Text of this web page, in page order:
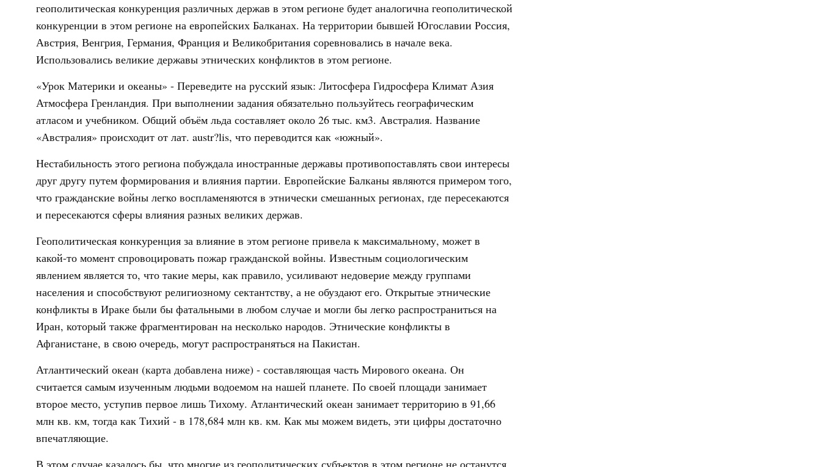
геополитическая конкуренция различных держав в этом регионе будет аналогична геополитической
конкуренции в этом регионе на европейских Балканах. На территории бывшей Югославии Россия,
Австрия, Венгрия, Германия, Франция и Великобритания соревновались в начале века.
Использовались великие державы этнических конфликтов в этом регионе.
«Урок Материки и океаны» - Переведите на русский язык: Литосфера Гидросфера Климат Азия
Атмосфера Гренландия. При выполнении задания обязательно пользуйтесь географическим
атласом и учебником. Общий объём льда составляет около 26 тыс. км3. Австралия. Название
«Австралия» происходит от лат. austr?lis, что переводится как «южный».
Нестабильность этого региона побуждала иностранные державы противопоставлять свои интересы
друг другу путем формирования и влияния партии. Европейские Балканы являются примером того,
что гражданские войны легко воспламеняются в этнически смешанных регионах, где пересекаются
и пересекаются сферы влияния разных великих держав.
Геополитическая конкуренция за влияние в этом регионе привела к максимальному, может в
какой-то момент спровоцировать пожар гражданской войны. Известным социологическим
явлением является то, что такие меры, как правило, усиливают недоверие между группами
населения и способствуют религиозному сектантству, а не обуздают его. Открытые этнические
конфликты в Ираке были бы фатальными в любом случае и могли бы легко распространиться на
Иран, который также фрагментирован на несколько народов. Этнические конфликты в
Афганистане, в свою очередь, могут распространяться на Пакистан.
Атлантический океан (карта добавлена ниже) - составляющая часть Мирового океана. Он
считается самым изученным людьми водоемом на нашей планете. По своей площади занимает
второе место, уступив первое лишь Тихому. Атлантический океан занимает территорию в 91,66
млн кв. км, тогда как Тихий - в 178,684 млн кв. км. Как мы можем видеть, эти цифры достаточно
впечатляющие.
В этом случае казалось бы, что многие из геополитических субъектов в этом регионе не останутся